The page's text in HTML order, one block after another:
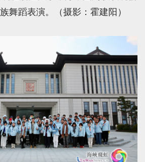
舞蹈表演。（摄影：霍建阳）